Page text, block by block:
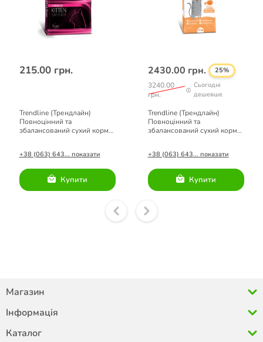
215.00 грн.
Trendline (Трендлайн)
Повноцінний та
збалансований сухий корм
+38 (063) 643... показати
Купити
2430.00 грн. 25%
3240.00
грн.
Сьогодні
дешевше
Trendline (Трендлайн)
Повноцінний та
збалансований сухий корм
+38 (063) 643... показати
Купити
Магазин
Інформація
Каталог